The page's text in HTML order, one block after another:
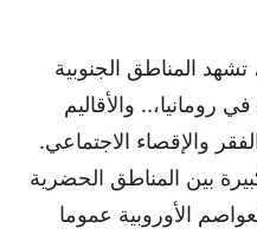
المناطق الجنوبية
رومانيا،.. والأقاليم
والإقصاء الاجتماعي.
بين المناطق الحضرية
الأوروبية عموما